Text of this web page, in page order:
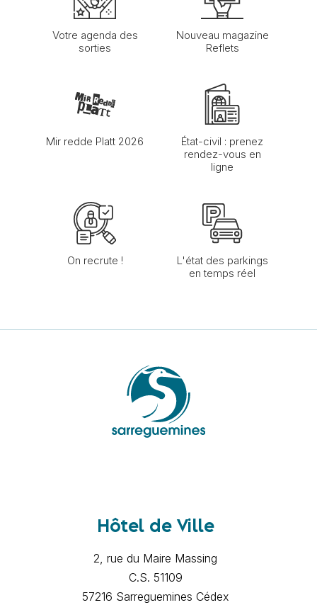
Votre agenda des
sorties
Nouveau magazine
Reflets
Mir redde Platt 2026
État-civil : prenez
rendez-vous en
ligne
On recrute !
L'état des parkings
en temps réel
Hôtel de Ville
2, rue du Maire Massing
C.S. 51109
57216 Sarreguemines Cédex